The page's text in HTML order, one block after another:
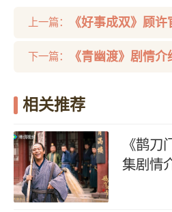
上一篇： 《好事成双》顾
下一篇： 《青幽渡》剧情介
相关推荐
《鹊
集剧情